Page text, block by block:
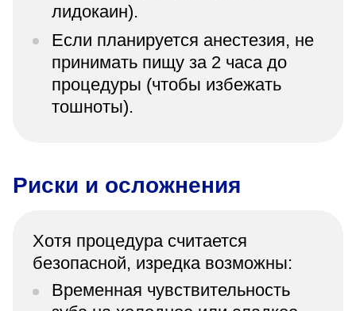
лидокаин).
Если планируется анестезия, не
принимать пищу за 2 часа до
процедуры (чтобы избежать
тошноты).
Риски и осложнения
Хотя процедура считается
безопасной, изредка возможны:
Временная чувствительность